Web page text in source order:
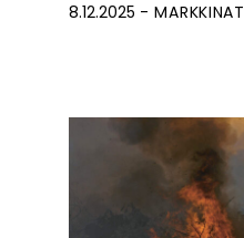
8.12.2025 MARKKINAT